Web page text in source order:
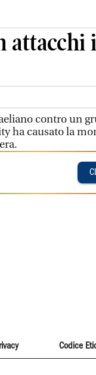
attacchi
contro un
ha causato la
Codice